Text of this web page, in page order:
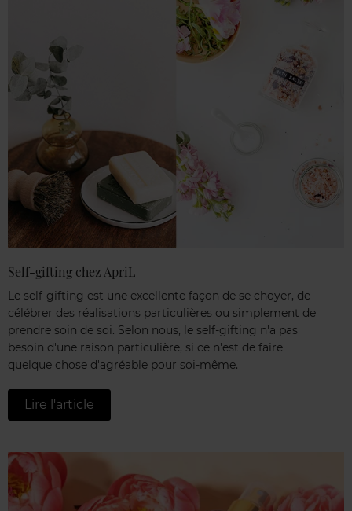
Self-gifting chez ApriL
Le self-gifting est une excellente façon de se choyer, de
célébrer des réalisations particulières ou simplement de
prendre soin de soi. Selon nous, le self-gifting n'a pas
besoin d'une raison particulière, si ce n'est de faire
quelque chose d'agréable pour soi-même.
Lire l'article